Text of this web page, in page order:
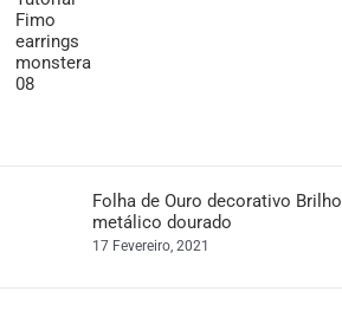
Folha de Ouro decorativo Brilho
metálico dourado
17 Fevereiro, 2021